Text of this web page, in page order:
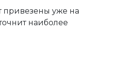
привезены уже на
наиболее